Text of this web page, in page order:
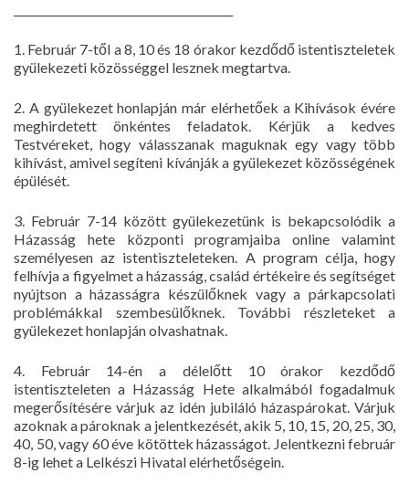
1. Február 7-től a 8, 10 és 18 órakor kezdődő istentiszteletek
gyülekezeti közösséggel lesznek megtartva.
2. A gyülekezet honlapján már elérhetőek a Kihívások évére
meghirdetett önkéntes feladatok. Kérjük a kedves
Testvéreket, hogy válasszanak maguknak egy vagy több
kihívást, amivel segíteni kívánják a gyülekezet közösségének
épülését.
3. Február 7-14 között gyülekezetünk is bekapcsolódik a
Házasság hete központi programjaiba online valamint
személyesen az istentiszteleteken. A program célja, hogy
felhívja a figyelmet a házasság, család értékeire és segítséget
nyújtson a házasságra készülőknek vagy a párkapcsolati
problémákkal szembesülőknek. További részleteket a
gyülekezet honlapján olvashatnak.
4. Február 14-én a délelőtt 10 órakor kezdődő
istentiszteleten a Házasság Hete alkalmából fogadalmuk
megerősítésére várjuk az idén jubiláló házaspárokat. Várjuk
azoknak a pároknak a jelentkezését, akik 5, 10, 15, 20, 25, 30,
40, 50, vagy 60 éve kötöttek házasságot. Jelentkezni február
8-ig lehet a Lelkészi Hivatal elérhetőségein.